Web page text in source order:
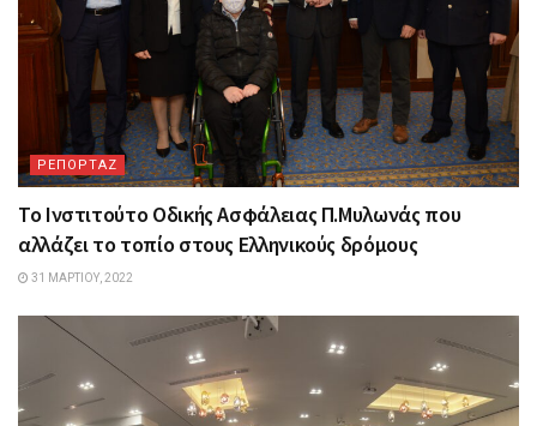
ΡΕΠΟΡΤΑΖ
Το Ινστιτούτο Οδικής Ασφάλειας Π.Μυλωνάς που
αλλάζει το τοπίο στους Ελληνικούς δρόμους
31 ΜΑΡΤΊΟΥ, 2022